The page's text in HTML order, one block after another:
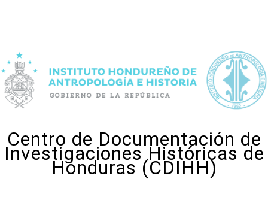
Centro de Documentación de
Investigaciones Históricas de
Honduras (CDIHH)